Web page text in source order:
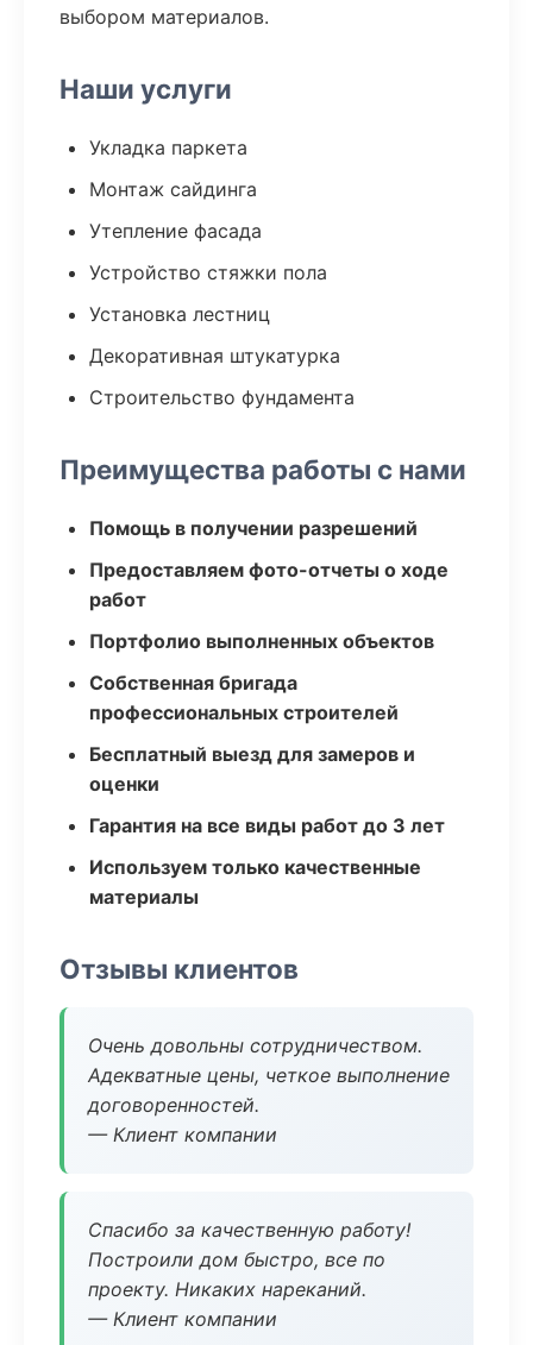
выбором материалов.
Наши услуги
Укладка паркета
Монтаж сайдинга
Утепление фасада
Устройство стяжки пола
Установка лестниц
Декоративная штукатурка
Строительство фундамента
Преимущества работы с нами
Помощь в получении разрешений
Предоставляем фото-отчеты о ходе
работ
Портфолио выполненных объектов
Собственная бригада
профессиональных строителей
Бесплатный выезд для замеров и
оценки
Гарантия на все виды работ до 3 лет
Используем только качественные
материалы
Отзывы клиентов
Очень довольны сотрудничеством.
Адекватные цены, четкое выполнение
договоренностей.
— Клиент компании
Спасибо за качественную работу!
Построили дом быстро, все по
проекту. Никаких нареканий.
— Клиент компании